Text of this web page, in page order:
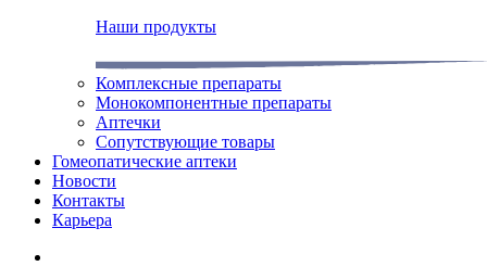
Наши продукты
Комплексные препараты
Монокомпонентные препараты
Аптечки
Сопутствующие товары
Гомеопатические аптеки
Новости
Контакты
Карьера